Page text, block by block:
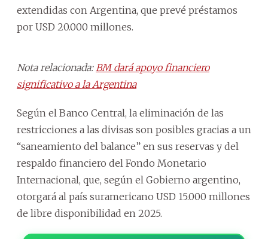
extendidas con Argentina, que prevé préstamos
por USD 20.000 millones.
Nota relacionada: BM dará apoyo financiero
significativo a la Argentina
Según el Banco Central, la eliminación de las
restricciones a las divisas son posibles gracias a un
“saneamiento del balance” en sus reservas y del
respaldo financiero del Fondo Monetario
Internacional, que, según el Gobierno argentino,
otorgará al país suramericano USD 15.000 millones
de libre disponibilidad en 2025.